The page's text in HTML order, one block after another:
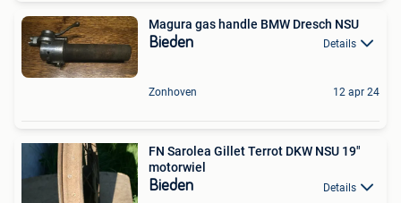
Magura gas handle BMW Dresch NSU
Bieden Details
Zonhoven 12 apr 24
FN Sarolea Gillet Terrot DKW NSU 19"
motorwiel
Bieden Details